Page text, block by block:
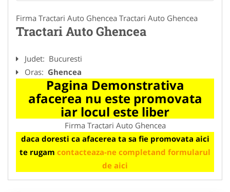
Firma Tractari Auto Ghencea Tractari Auto Ghencea
Tractari Auto Ghencea
Judet: Bucuresti
Oras: Ghencea
Pagina Demonstrativa
afacerea nu este promovata
iar locul este liber
Firma Tractari Auto Ghencea
daca doresti ca afacerea ta sa fie promovata aici
te rugam contacteaza-ne completand formularul
de aici